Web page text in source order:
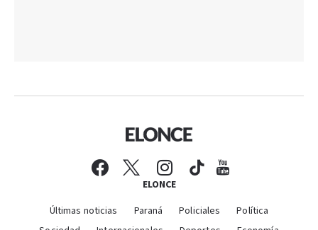
ELONCE
Últimas noticias Paraná Policiales
Política